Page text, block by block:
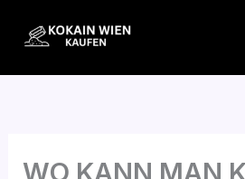
Inhalt
WO KANN MAN